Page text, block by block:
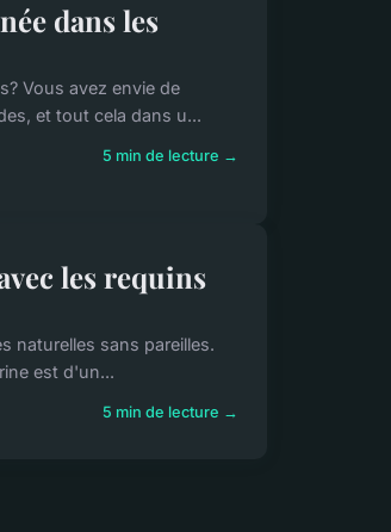
dans les
Vous avez envie de
et tout cela dans u...
5 min de lecture →
les requins
naturelles sans pareilles.
est d'un...
5 min de lecture →